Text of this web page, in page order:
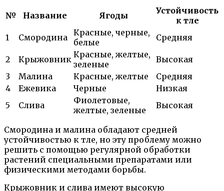
№ Название Ягоды
Устойчивость
к тле
1
Смородина
Красные, черные,
белые
Средняя
2 Крыжовник Красные, желтые,
зеленые
Высокая
3
Малина Красные, желтые
Средняя
4
Ежевика Черные
Низкая
5
Слива
Фиолетовые,
желтые, зеленые
Высокая
Смородина и малина обладают средней
устойчивостью к тле, но эту проблему можно
решить с помощью регулярной обработки
растений специальными препаратами или
физическими методами борьбы.
Крыжовник и слива имеют высокую